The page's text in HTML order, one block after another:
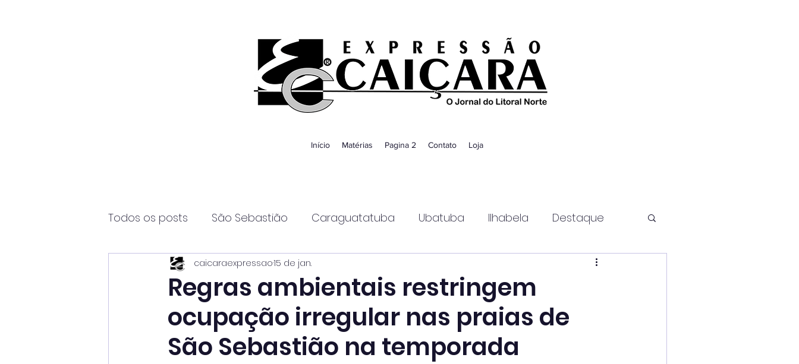
Início Matérias Pagina 2 Contato Loja
Todos os posts São Sebastião Caraguatatuba Ubatuba Ilhabela Destaque
Página2 Itanhaém Guaratinguetá
Regras ambientais restringem
ocupação irregular nas praias de
São Sebastião na temporada
caicaraexpressao15 de jan.